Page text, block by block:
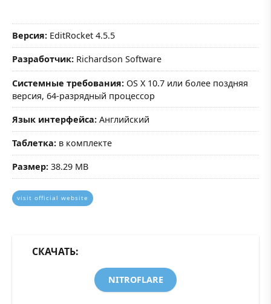
Версия: EditRocket 4.5.5
Разработчик: Richardson Software
Системные требования: OS X 10.7 или более поздняя
версия, 64-разрядный процессор
Язык интерфейса: Английский
Таблетка: в комплекте
Размер: 38.29 MB
visit official website
СКАЧАТЬ:
NITROFLARE